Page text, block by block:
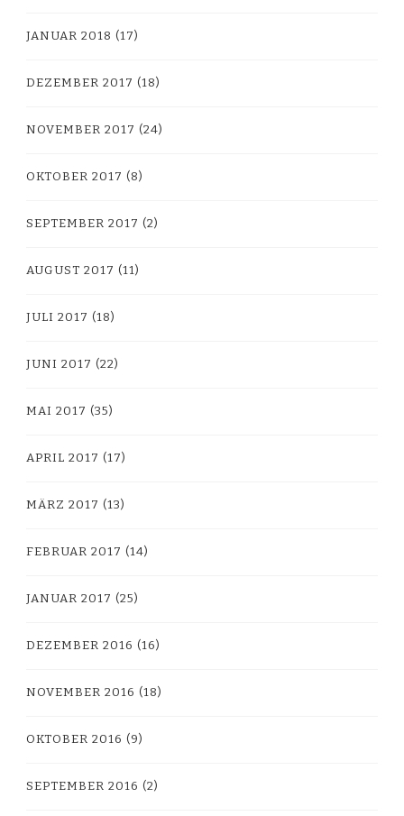
JANUAR 2018 (17)
DEZEMBER 2017 (18)
NOVEMBER 2017 (24)
OKTOBER 2017 (8)
SEPTEMBER 2017 (2)
AUGUST 2017 (11)
JULI 2017 (18)
JUNI 2017 (22)
MAI 2017 (35)
APRIL 2017 (17)
MÄRZ 2017 (13)
FEBRUAR 2017 (14)
JANUAR 2017 (25)
DEZEMBER 2016 (16)
NOVEMBER 2016 (18)
OKTOBER 2016 (9)
SEPTEMBER 2016 (2)